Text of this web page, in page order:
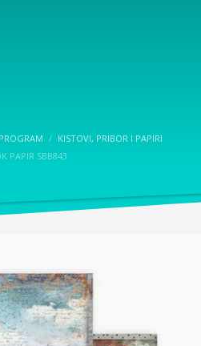
KISTOVI, PRIBOR I PAPIRI
PAPIR SBB843